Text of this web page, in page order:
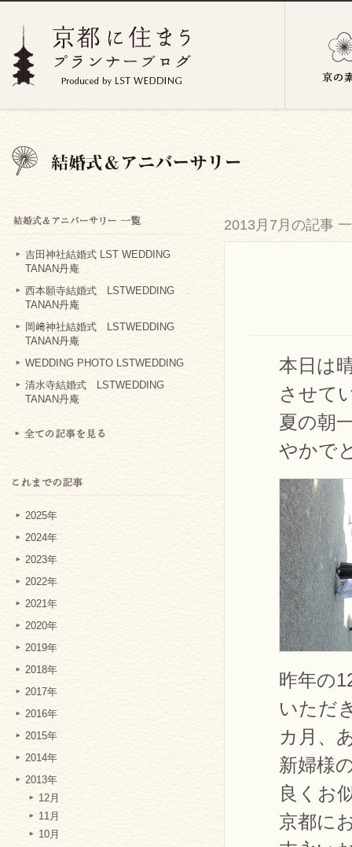
吉田神社結婚式 LST WEDDING
TANAN丹庵
西本願寺結婚式 LSTWEDDING
TANAN丹庵
岡﨑神社結婚式 LSTWEDDING
TANAN丹庵
WEDDING PHOTO LSTWEDDING
清水寺結婚式 LSTWEDDING
TANAN丹庵
2025年
2024年
2023年
2022年
2021年
2020年
2019年
2018年
2017年
2016年
2015年
2014年
2013年
12月
11月
10月
2013月7月の記事
本日は
させて
夏の朝
やかで
昨年の
いただ
カ月、
新婦様
良くお
京都に